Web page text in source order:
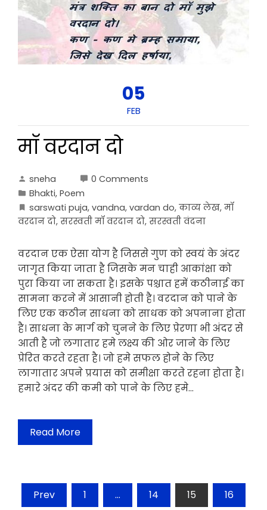
05
FEB
मॉ वरदान दो
sneha
0 Comments
Bhakti, Poem
sarswati puja, vandna, vardan do, काव्य लेख, मॉ
वरदान दो, सरस्वती मॉ वरदान दो, सरस्वती वंदना
वरदान एक ऐसा योग है जिससे गुण को स्वयं के अंदर
जागृत किया जाता है जिसके मन चाही आकांक्षा को
पुरा किया जा सकता है। इसके पश्चात हमें कठीनाई का
सामना करने में आसानी होती है। वरदान को पाने के
लिए एक कठीन साधना को साधक को अपनाना होता
है। साधना के मार्ग को चुनने के लिए प्रेरणा भी अंदर से
आती है जो लगातार हमे लक्ष्य की ओर जाने के लिए
प्रेरित करते रहता है। जो हमे सफल होने के लिए
लागातार अपने प्रयास को समीक्षा करते रहना होता है।
हमारे अंदर की कमी को पाने के लिए हमे…
Read More
Posts
Prev 1 … 14 15 16